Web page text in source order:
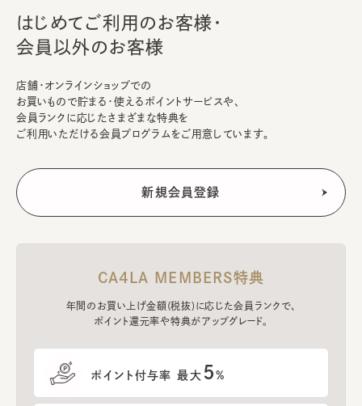
はじめてご利用のお客様・
会員以外のお客様
店舗・オンラインショップでの
お買いもので貯まる・使えるポイントサービスや、
会員ランクに応じたさまざまな特典を
ご利用いただける会員プログラムをご用意しています。
CA4LA MEMBERS特典
年間のお買い上げ金額(税抜)に応じた会員ランクで、
ポイント還元率や特典がアップグレード。
ポイント付与率 最大 5%